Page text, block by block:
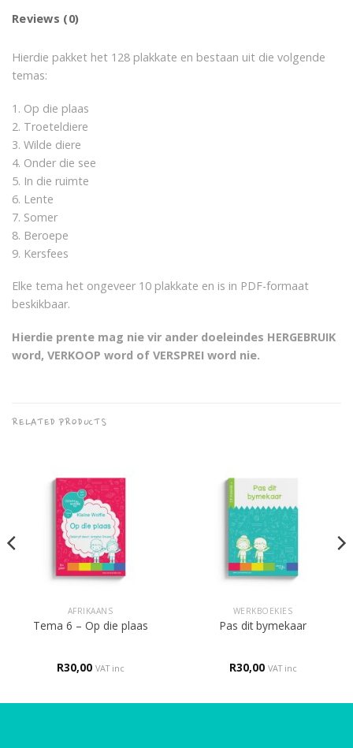
Reviews (0)
Hierdie pakket het 128 plakkate en bestaan uit die volgende
temas:
1. Op die plaas
2. Troeteldiere
3. Wilde diere
4. Onder die see
5. In die ruimte
6. Lente
7. Somer
8. Beroepe
9. Kersfees
Elke tema het ongeveer 10 plakkate en is in PDF-formaat
beskikbaar.
Hierdie prente mag nie vir ander doeleindes HERGEBRUIK
word, VERKOOP word of VERSPREI word nie.
RELATED PRODUCTS
AFRIKAANS
Tema 6 – Op die plaas
R30,00 VAT inc
WERKBOEKIES
Pas dit bymekaar
R30,00 VAT inc